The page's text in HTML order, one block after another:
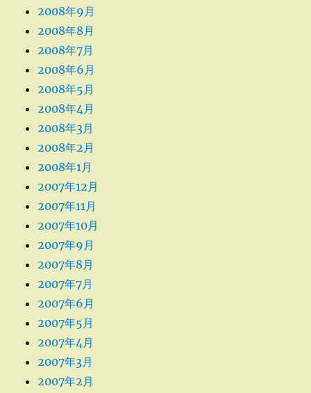
2008年9月
2008年8月
2008年7月
2008年6月
2008年5月
2008年4月
2008年3月
2008年2月
2008年1月
2007年12月
2007年11月
2007年10月
2007年9月
2007年8月
2007年7月
2007年6月
2007年5月
2007年4月
2007年3月
2007年2月